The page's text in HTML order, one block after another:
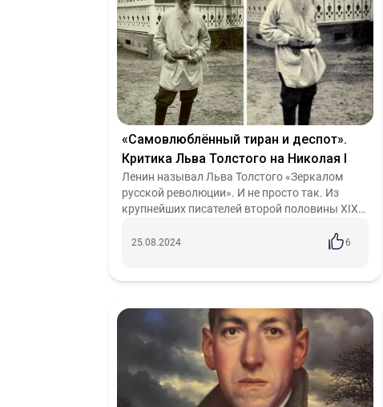
«Самовлюблённый тиран и деспот».
Критика Льва Толстого на Николая I
Ленин называл Льва Толстого «Зеркалом
русской революции». И не просто так. Из
крупнейших писателей второй половины XIX
поднимал вопросы о неправильном
25.08.2024 6